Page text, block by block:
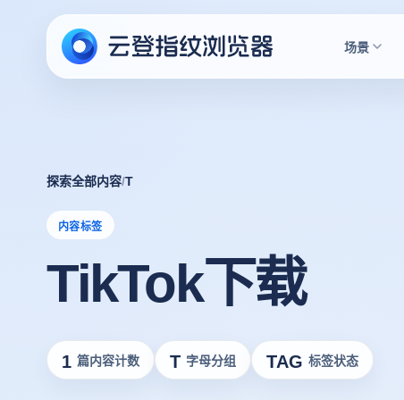
场景
探索全部内容/T
内容标签
TikTok下载
1 篇内容计数 T 字母分组 TAG 标签状态